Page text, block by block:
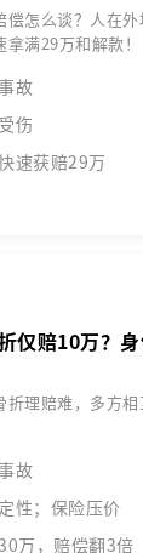
偿怎么谈？人在
满29万和解款！
故
伤
速获赔29万
仅赔10万？
折理赔难，多方
故
性；保险压价
万，赔偿翻3倍